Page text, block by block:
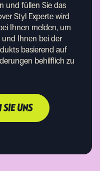
und füllen Sie das
Styl Experte wird
Ihnen melden, um
und Ihnen bei der
basierend auf
behilflich zu
SIE UNS